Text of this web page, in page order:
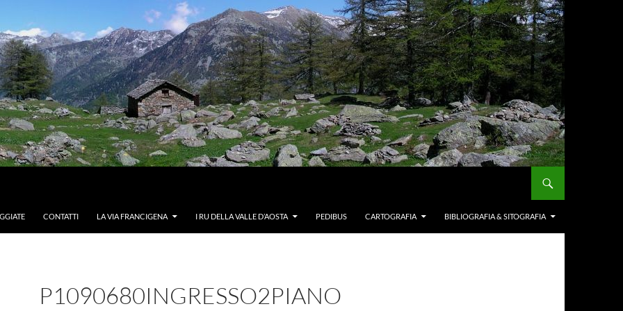
CONTATTI LA VIA FRANCIGENA I RU DELLA VALLE D’AOSTA PEDIBUS CARTOGRAFIA BIBLIOGRAFIA & SITOGRAFIA
P1090680INGRESSO2PIANO